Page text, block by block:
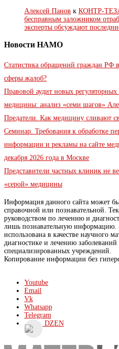
Алексей Панов к КОНТР-
бесправным заложником
эксперты обсуждают
Новости НАМО
Статистика обращений граждан РФ
сферы жалоб?
Правовой аудит новых
медицины: анализ «семи шагов»
Предатели. Как медицину сливают
Семинар. Требования к обработке
информации и рекламы на сайте
декабря 2026 года в Москве
Представители частных клиник не
«серой» медицины
Информация данного сайта может
справочной или познавательной.
руководством по лечению и
лишь познавательную
использована в качестве научного
диагностике и лечению заболеваний
специализированных учреждений.
Копирование информации без
Youtube
Email
Vk
Whatsapp
Telegram
DZEN